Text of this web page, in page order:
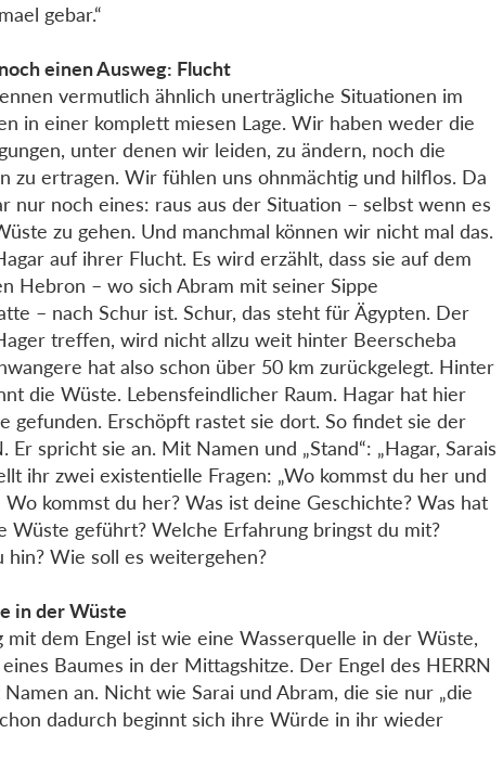
gebar.“
einen Ausweg: Flucht
vermutlich ähnlich unerträgliche Situationen im
in einer komplett miesen Lage. Wir haben weder die
unter denen wir leiden, zu ändern, noch die
zu ertragen. Wir fühlen uns ohnmächtig und hilflos. Da
nur noch eines: raus aus der Situation – selbst wenn es
zu gehen. Und manchmal können wir nicht mal das.
auf ihrer Flucht. Es wird erzählt, dass sie auf dem
Hebron – wo sich Abram mit seiner Sippe
– nach Schur ist. Schur, das steht für Ägypten. Der
treffen, wird nicht allzu weit hinter Beerscheba
hat also schon über 50 km zurückgelegt. Hinter
die Wüste. Lebensfeindlicher Raum. Hagar hat hier
gefunden. Erschöpft rastet sie dort. So findet sie der
Er spricht sie an. Mit Namen und „Stand“: „Hagar, Sarais
ihr zwei existentielle Fragen: „Wo kommst du her und
kommst du her? Was ist deine Geschichte? Was hat
Wüste geführt? Welche Erfahrung bringst du mit?
hin? Wie soll es weitergehen?
in der Wüste
mit dem Engel ist wie eine Wasserquelle in der Wüste,
Baumes in der Mittagshitze. Der Engel des HERRN
an. Nicht wie Sarai und Abram, die sie nur „die
dadurch beginnt sich ihre Würde in ihr wieder